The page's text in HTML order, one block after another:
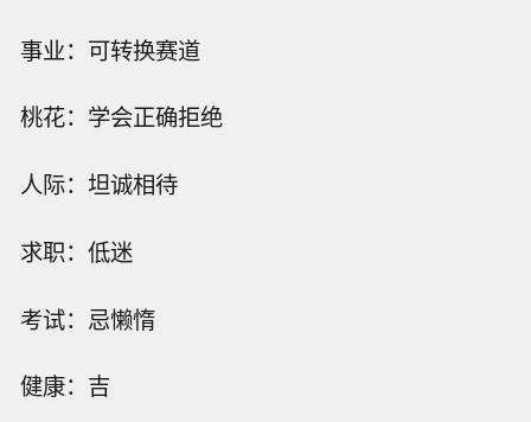
事业：可转换赛道
桃花：学会正确拒绝
人际：坦诚相待
求职：低迷
考试：忌懒惰
健康：吉